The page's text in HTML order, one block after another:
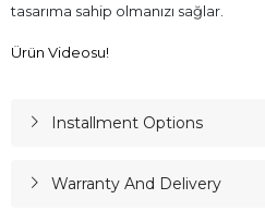
tasarıma sahip olmanızı sağlar.
Ürün Videosu!
Installment Options
Warranty And Delivery